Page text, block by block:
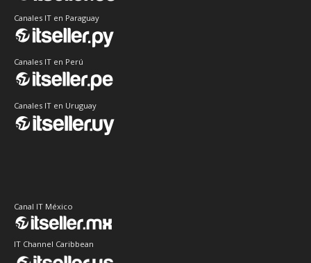
Canales IT en Paraguay
Canales IT en Perú
Canales IT en Uruguay
Canal IT México
IT Channel Caribbean